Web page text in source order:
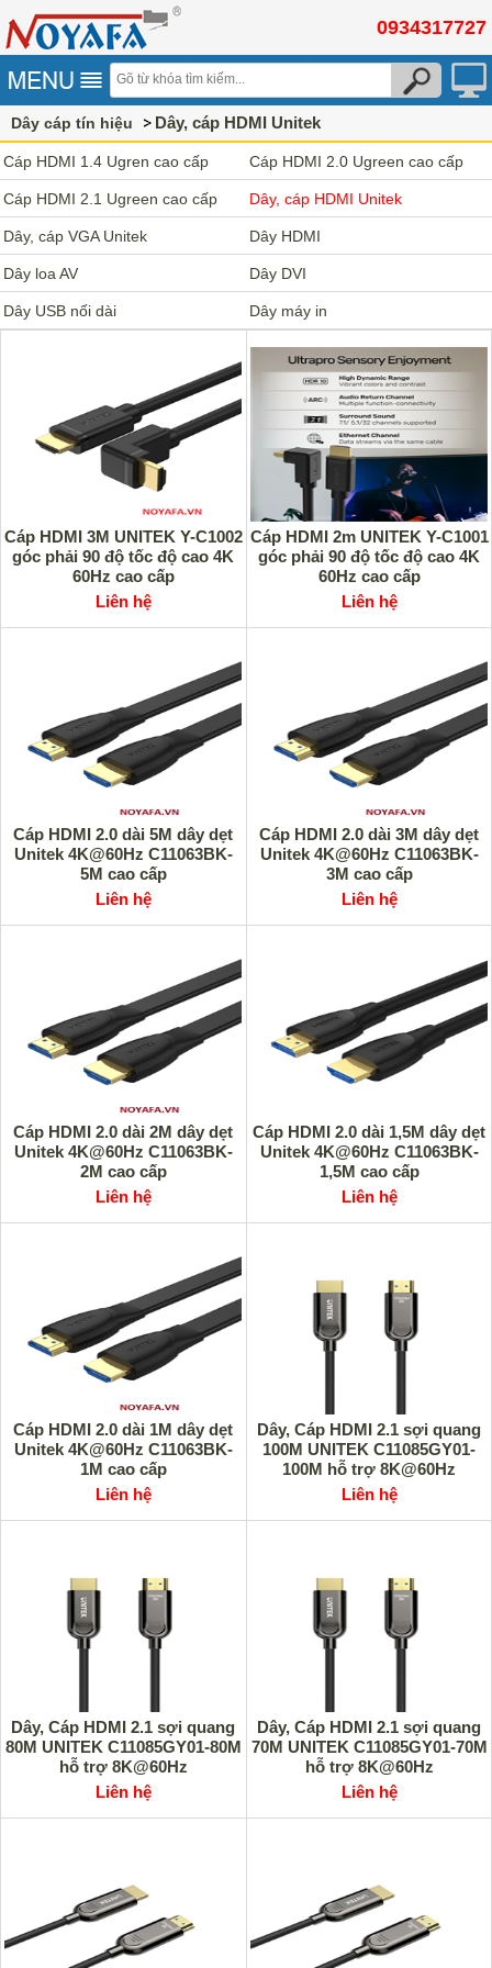
0934317727
Dây cáp tín hiệu Dây, cáp HDMI Unitek
Cáp HDMI 1.4 Ugren cao cấp Cáp HDMI 2.0 Ugreen cao cấp
Cáp HDMI 2.1 Ugreen cao cấp Dây, cáp HDMI Unitek
Dây, cáp VGA Unitek Dây HDMI
Dây loa AV Dây DVI
Dây USB nối dài Dây máy in
Cáp HDMI 3M UNITEK Y-C1002
góc phải 90 độ tốc độ cao 4K
60Hz cao cấp
Liên hệ
Cáp HDMI 2m UNITEK Y-C1001
góc phải 90 độ tốc độ cao 4K
60Hz cao cấp
Liên hệ
Cáp HDMI 2.0 dài 5M dây dẹt
Unitek 4K@60Hz C11063BK-
5M cao cấp
Liên hệ
Cáp HDMI 2.0 dài 3M dây dẹt
Unitek 4K@60Hz C11063BK-
3M cao cấp
Liên hệ
Cáp HDMI 2.0 dài 2M dây dẹt
Unitek 4K@60Hz C11063BK-
2M cao cấp
Liên hệ
Cáp HDMI 2.0 dài 1,5M dây dẹt
Unitek 4K@60Hz C11063BK-
1,5M cao cấp
Liên hệ
Cáp HDMI 2.0 dài 1M dây dẹt
Unitek 4K@60Hz C11063BK-
1M cao cấp
Liên hệ
Dây, Cáp HDMI 2.1 sợi quang
100M UNITEK C11085GY01-
100M hỗ trợ 8K@60Hz
4K@120Hz/144Hz cao cấp
Liên hệ
Dây, Cáp HDMI 2.1 sợi quang
80M UNITEK C11085GY01-80M
hỗ trợ 8K@60Hz
4K@120Hz/144Hz cao cấp
Liên hệ
Dây, Cáp HDMI 2.1 sợi quang
70M UNITEK C11085GY01-70M
hỗ trợ 8K@60Hz
4K@120Hz/144Hz cao cấp
Liên hệ